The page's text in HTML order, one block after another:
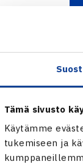
Tämä sivusto
Käytämme
tukemiseen ja